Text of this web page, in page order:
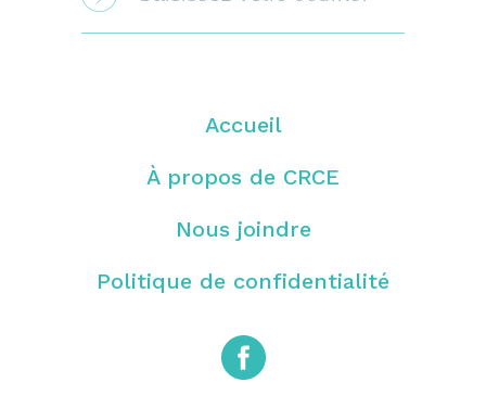
Accueil
À propos de CRCE
Nous joindre
Politique de confidentialité